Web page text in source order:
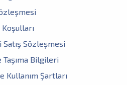
Sözleşmesi
Taşıma Bilgileri
Kullanım Şartları